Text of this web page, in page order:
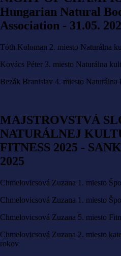
Hungarian Natural
Association - 31.05.
Tóth Koloman 2. miesto Naturálna
Kovács Péter 3. miesto Naturálna
Bezák Branislav 4. miesto
MAJSTROVSTVÁ
NATURÁLNEJ
FITNESS 2025 -
2025
Chmelovicsová Zuzana 1. miesto
Chmelovicsová Zuzana 1. miesto
Chmelovicsová Zuzana 5. miesto
Chmelovicsová Zuzana 2. miesto
rokov